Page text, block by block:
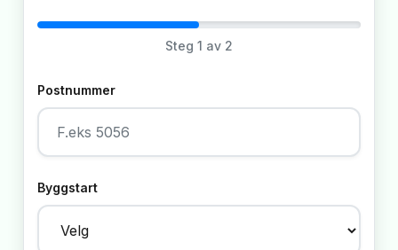
Steg 1 av 2
Postnummer
Byggstart